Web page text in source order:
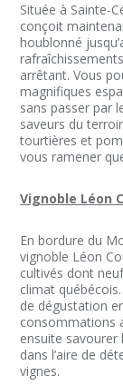
Située à Sainte-
conçoit
houblonné
arrêtant. Vous
magnifiques
sans passer par
saveurs du
tourtières et
vous ramener
Vignoble Léon
En bordure du
vignoble Léon
cultivés dont
climat
de dégustation
consommations
ensuite
dans l’aire de
vignes.